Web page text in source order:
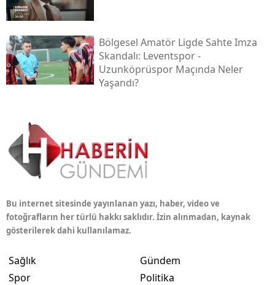
Bölgesel Amatör Ligde Sahte Imza
Skandalı: Leventspor -
Uzunköprüspor Maçında Neler
Yaşandı?
Bu internet sitesinde yayınlanan yazı, haber, video ve
fotoğrafların her türlü hakkı saklıdır. İzin alınmadan, kaynak
gösterilerek dahi kullanılamaz.
Sağlık
Spor
Gündem
Politika